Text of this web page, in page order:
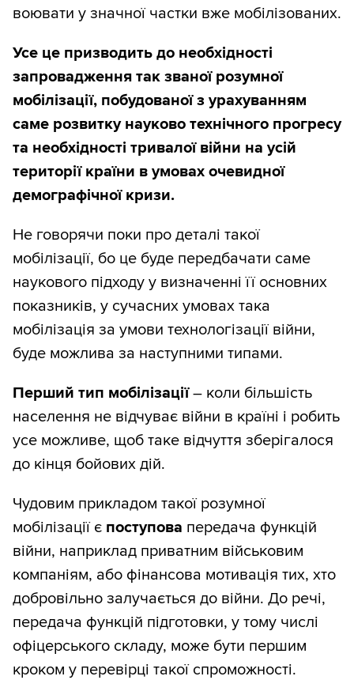
воювати у значної частки вже мобілізованих.
Усе це призводить до необхідності
запровадження так званої розумної
мобілізації, побудованої з урахуванням
саме розвитку науково технічного прогресу
та необхідності тривалої війни на усій
території країни в умовах очевидної
демографічної кризи.
Не говорячи поки про деталі такої
мобілізації, бо це буде передбачати саме
наукового підходу у визначенні її основних
показників, у сучасних умовах така
мобілізація за умови технологізації війни,
буде можлива за наступними типами.
Перший тип мобілізації– коли більшість
населення не відчуває війни в країні і робить
усе можливе, щоб таке відчуття зберігалося
до кінця бойових дій.
Чудовим прикладом такої розумної
мобілізації є поступова передача функцій
війни, наприклад приватним військовим
компаніям, або фінансова мотивація тих, хто
добровільно залучається до війни. До речі,
передача функцій підготовки, у тому числі
офіцерського складу, може бути першим
кроком у перевірці такої спроможності.